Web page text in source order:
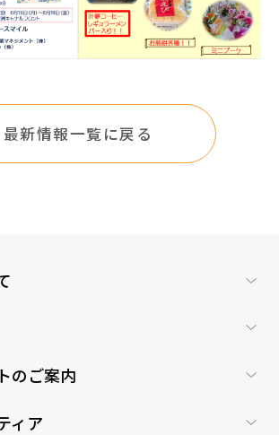
最新情報一覧に戻る
のご案内
ィア